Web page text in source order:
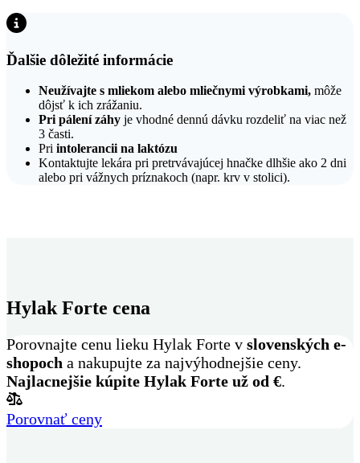
Ďalšie dôležité informácie
Neužívajte s mliekom alebo mliečnymi výrobkami, môže
dôjsť k ich zrážaniu.
Pri pálení záhy je vhodné dennú dávku rozdeliť na viac než
3 časti.
Pri intolerancii na laktózu
Kontaktujte lekára pri pretrvávajúcej hnačke dlhšie ako 2 dni
alebo pri vážnych príznakoch (napr. krv v stolici).
Hylak Forte cena
Porovnajte cenu lieku Hylak Forte v slovenských e-
shopoch a nakupujte za najvýhodnejšie ceny.
Najlacnejšie kúpite Hylak Forte už od €.
Porovnať ceny